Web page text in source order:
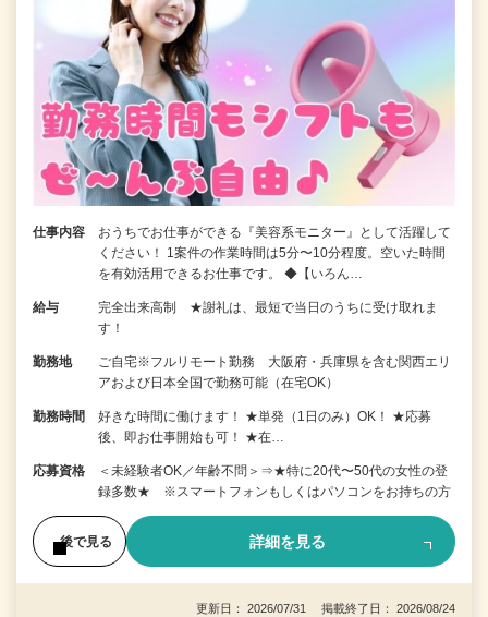
仕事内容
おうちでお仕事ができる『美容系モニター』として活躍して
ください！ 1案件の作業時間は5分〜10分程度。空いた時間
を有効活用できるお仕事です。 ◆【いろん…
給与
完全出来高制 ★謝礼は、最短で当日のうちに受け取れま
す！
勤務地
ご自宅※フルリモート勤務 大阪府・兵庫県を含む関西エリ
アおよび日本全国で勤務可能（在宅OK）
勤務時間
好きな時間に働けます！ ★単発（1日のみ）OK！ ★応募
後、即お仕事開始も可！ ★在…
応募資格
＜未経験者OK／年齢不問＞⇒★特に20代〜50代の女性の登
録多数★ ※スマートフォンもしくはパソコンをお持ちの方
後で見る 詳細を見る
更新日： 2026/07/31 掲載終了日： 2026/08/24